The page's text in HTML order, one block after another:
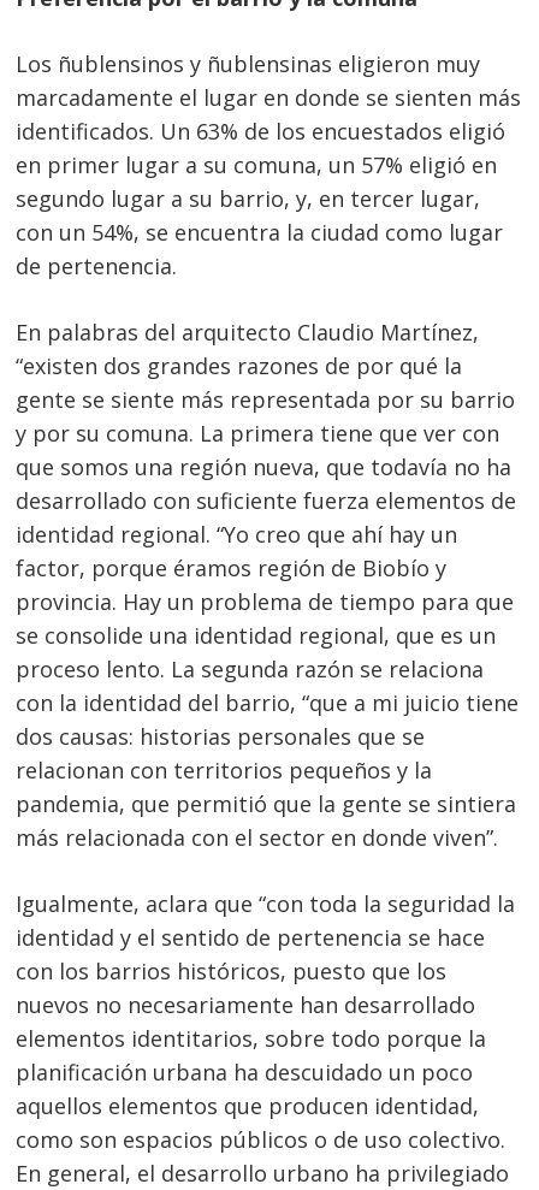
Los ñublensinos y ñublensinas eligieron muy
marcadamente el lugar en donde se sienten más
identificados. Un 63% de los encuestados eligió
en primer lugar a su comuna, un 57% eligió en
segundo lugar a su barrio, y, en tercer lugar,
con un 54%, se encuentra la ciudad como lugar
de pertenencia.
En palabras del arquitecto Claudio Martínez,
“existen dos grandes razones de por qué la
gente se siente más representada por su barrio
y por su comuna. La primera tiene que ver con
que somos una región nueva, que todavía no ha
desarrollado con suficiente fuerza elementos de
identidad regional. “Yo creo que ahí hay un
factor, porque éramos región de Biobío y
provincia. Hay un problema de tiempo para que
se consolide una identidad regional, que es un
proceso lento. La segunda razón se relaciona
con la identidad del barrio, “que a mi juicio tiene
dos causas: historias personales que se
relacionan con territorios pequeños y la
pandemia, que permitió que la gente se sintiera
más relacionada con el sector en donde viven”.
Igualmente, aclara que “con toda la seguridad la
identidad y el sentido de pertenencia se hace
con los barrios históricos, puesto que los
nuevos no necesariamente han desarrollado
elementos identitarios, sobre todo porque la
planificación urbana ha descuidado un poco
aquellos elementos que producen identidad,
como son espacios públicos o de uso colectivo.
En general, el desarrollo urbano ha privilegiado